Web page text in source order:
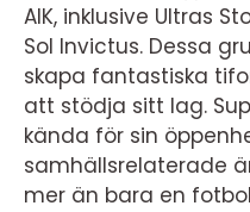
AIK, inklusive Ultras
Sol Invictus. Dessa
skapa fantastiska
att stödja sitt lag.
kända för sin
samhällsrelaterade
mer än bara en